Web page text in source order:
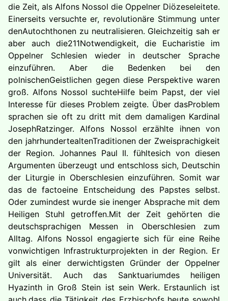
die Zeit, als Alfons Nossol die Oppelner Diözeseleitete.
Einerseits versuchte er, revolutionäre Stimmung unter
denAutochthonen zu neutralisieren. Gleichzeitig sah er
aber auch die211Notwendigkeit, die Eucharistie im
Oppelner Schlesien wieder in deutscher Sprache
einzuführen. Aber die Bedenken bei den
polnischenGeistlichen gegen diese Perspektive waren
groß. Alfons Nossol suchteHilfe beim Papst, der viel
Interesse für dieses Problem zeigte. Über dasProblem
sprachen sie oft zu dritt mit dem damaligen Kardinal
JosephRatzinger. Alfons Nossol erzählte ihnen von
den jahrhundertealtenTraditionen der Zweisprachigkeit
der Region. Johannes Paul II. fühltesich von diesen
Argumenten überzeugt und entschloss sich, Deutschin
der Liturgie in Oberschlesien einzuführen. Somit war
das de factoeine Entscheidung des Papstes selbst.
Oder zumindest wurde sie inenger Absprache mit dem
Heiligen Stuhl getroffen.Mit der Zeit gehörten die
deutschsprachigen Messen in Oberschlesien zum
Alltag. Alfons Nossol engagierte sich für eine Reihe
vonwichtigen Infrastrukturprojekten in der Region. Er
gilt als einer derwichtigsten Gründer der Oppelner
Universität. Auch das Sanktuariumdes heiligen
Hyazinth in Groß Stein ist sein Werk. Erstaunlich ist